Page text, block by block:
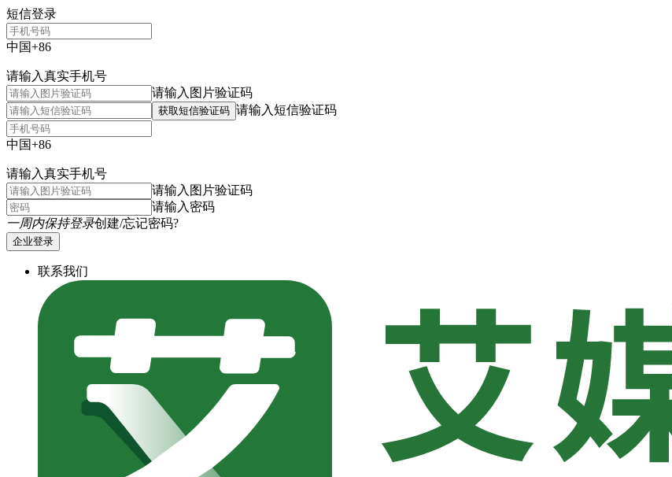
短信登录
中国+86
请输入真实手机号
请输入图片验证码
获取短信验证码 请输入短信验证码
中国+86
请输入真实手机号
请输入图片验证码
请输入密码
一周内保持登录创建/忘记密码?
企业登录
联系我们